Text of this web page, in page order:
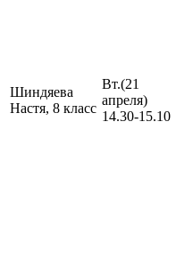
Шиндяева
Настя, 8 класс
Вт.(21
апреля)
14.30-15.10